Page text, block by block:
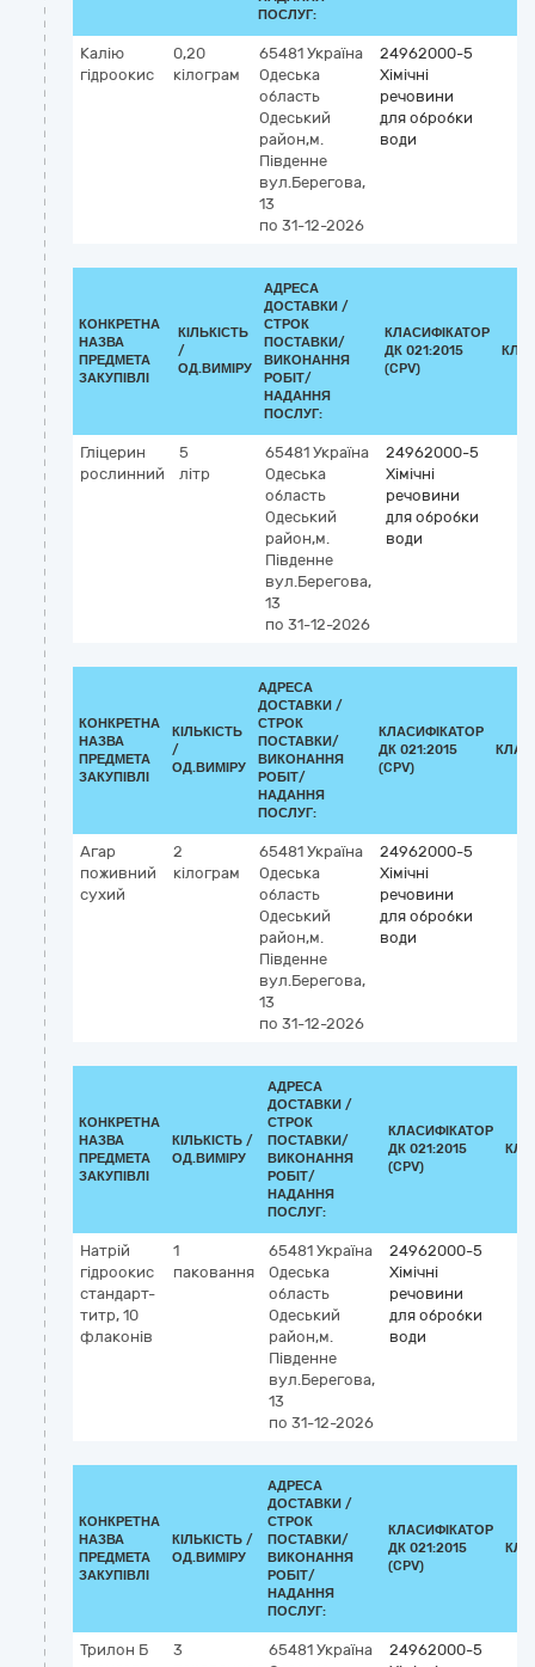
ПОСЛУГ:
Калію
гідроокис
0,20
кілограм
65481 Україна
Одеська
область
Одеський
район,м.
Південне
вул.Берегова,
13
по 31-12-2026
24962000-5
Хімічні
речовини
для обробки
води
КОНКРЕТНА
НАЗВА
ПРЕДМЕТА
ЗАКУПІВЛІ
КІЛЬКІСТЬ
/
ОД.ВИМІРУ
АДРЕСА
ДОСТАВКИ /
СТРОК
ПОСТАВКИ/
ВИКОНАННЯ
РОБІТ/
НАДАННЯ
ПОСЛУГ:
КЛАСИФІКАТОР
ДК 021:2015
(CPV)
Гліцерин
рослинний
5
літр
65481 Україна
Одеська
область
Одеський
район,м.
Південне
вул.Берегова,
13
по 31-12-2026
24962000-5
Хімічні
речовини
для обробки
води
КОНКРЕТНА
НАЗВА
ПРЕДМЕТА
ЗАКУПІВЛІ
КІЛЬКІСТЬ
/
ОД.ВИМІРУ
АДРЕСА
ДОСТАВКИ /
СТРОК
ПОСТАВКИ/
ВИКОНАННЯ
РОБІТ/
НАДАННЯ
ПОСЛУГ:
КЛАСИФІКАТОР
ДК 021:2015
(CPV)
Агар
поживний
сухий
2
кілограм
65481 Україна
Одеська
область
Одеський
район,м.
Південне
вул.Берегова,
13
по 31-12-2026
24962000-5
Хімічні
речовини
для обробки
води
КОНКРЕТНА
НАЗВА
ПРЕДМЕТА
ЗАКУПІВЛІ
КІЛЬКІСТЬ /
ОД.ВИМІРУ
АДРЕСА
ДОСТАВКИ /
СТРОК
ПОСТАВКИ/
ВИКОНАННЯ
РОБІТ/
НАДАННЯ
ПОСЛУГ:
КЛАСИФІКАТОР
ДК 021:2015
(CPV)
Натрій
гідроокис
стандарт-
титр, 10
флаконів
1
паковання
65481 Україна
Одеська
область
Одеський
район,м.
Південне
вул.Берегова,
13
по 31-12-2026
24962000-5
Хімічні
речовини
для обробки
води
КОНКРЕТНА
НАЗВА
ПРЕДМЕТА
ЗАКУПІВЛІ
КІЛЬКІСТЬ /
ОД.ВИМІРУ
АДРЕСА
ДОСТАВКИ /
СТРОК
ПОСТАВКИ/
ВИКОНАННЯ
РОБІТ/
НАДАННЯ
ПОСЛУГ:
КЛАСИФІКАТОР
ДК 021:2015
(CPV)
Трилон Б
3
65481 Україна
24962000-5